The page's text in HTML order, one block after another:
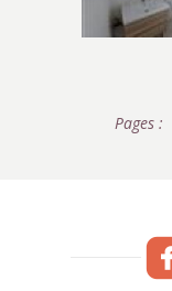
Pages :